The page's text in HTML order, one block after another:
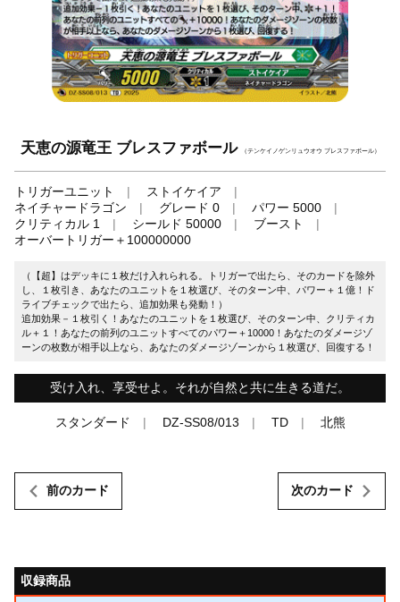
天恵の源竜王 ブレスファボール （テンケイノゲンリュウオウ ブレスファボール）
トリガーユニット
ストイケイア
ネイチャードラゴン
グレード 0
パワー 5000
クリティカル 1
シールド 50000
ブースト
オーバートリガー＋100000000
（【超】はデッキに１枚だけ入れられる。トリガーで出たら、そのカードを除外
し、１枚引き、あなたのユニットを１枚選び、そのターン中、パワー＋１億！ド
ライブチェックで出たら、追加効果も発動！）
追加効果－１枚引く！あなたのユニットを１枚選び、そのターン中、クリティカ
ル＋１！あなたの前列のユニットすべてのパワー＋10000！あなたのダメージゾ
ーンの枚数が相手以上なら、あなたのダメージゾーンから１枚選び、回復する！
受け入れ、享受せよ。それが自然と共に生きる道だ。
スタンダード DZ-SS08/013 TD 北熊
前のカード 次のカード
収録商品